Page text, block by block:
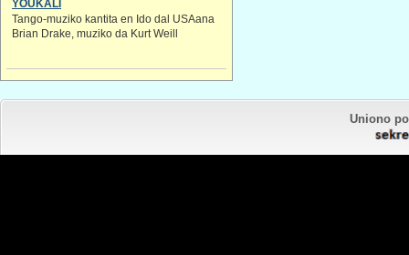
YOUKALI
Tango-muziko kantita en Ido dal USAana
Brian Drake, muziko da Kurt Weill
Uniono